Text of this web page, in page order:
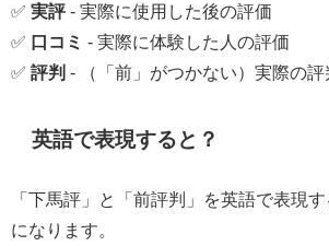
✅ 実評 - 実際に使用した後の評価
✅ 口コミ - 実際に体験した人の評価
✅ 評判 - （「前」がつかない）実際の評
英語で表現すると？
「下馬評」と「前評判」を英語で表現
になります。